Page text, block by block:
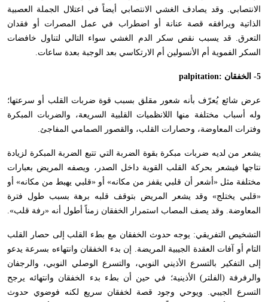
الانتصابي. وقد يصادف الغشي الانتصابي أيضاً في اعتلال الجملة العصبية
الذاتية ويرافقه قصة عنانة أو اضطراب في عمل المصرات أو فقدان
التعرق. قد يسبب نقص سكر الدم الغشي سواء التالي لتناول خافضات
السكر الفموية أم الأنسولين أم الارتكاسي بعد الوجبة بعدة ساعات.
5- الخفقان : palpitation
عرض شائع يُعرّف بأنه شعور مقلق بسبب قوة ضربات القلب أو سرعتها؛
وله أسباب مختلفة منها اللانظميات القلبية السريعة، والضربات المبكرة
وفترات المعاوضة، وحصارات القلب، والقصور الصمامي المفاجئ.
يشعر من لديه ضربات مبكرة بقوة الضربة التي تتبع الضربة المبكرة لزيادة
نتاجها فيشعر بحركة القلب القوية داخل الصدر، ويصفه المريض بعبارات
مختلفة مثل «أشعر أن قلبي يقفز من مكانه» أو «قلبي يهبط من مكانه» أو
«قلبي يختلج» وقد يشعر المريض بتوقف قلبه برهة بسبب طول فترة
المعاوضة. وقد يصف المصاب استمرار الخفقان زمناً أطول أنه «رفة قلب».
التشخيص التفريقي: يوجه حدوث الخفقان مع بطء القلب إلى حصار القلب
التام أو آفات العقدة الجيبية المريضة. إن بدء الخفقان وانتهاءه بسرعة يدعو
إلى التفكير بالتسرع الأذيني النوبي، والتسرع الوصلي النوبي، والرجفان
والرفرفة (الفلتر) الأذينية؛ في حين أن بطء بدء الخفقان وانتهائه يرجح
التسرع الجيبي. ويوحي وجود قصة لخفقان سريع لكنه فوضوي حدوث